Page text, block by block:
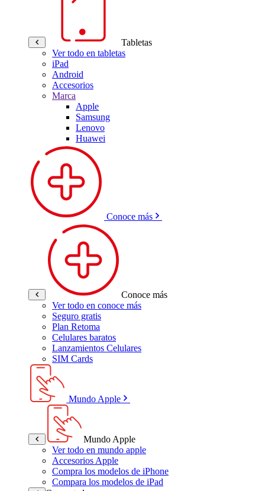
Tabletas
Ver todo en tabletas
iPad
Android
Accesorios
Marca
Apple
Samsung
Lenovo
Huawei
Conoce más
Conoce más
Ver todo en conoce más
Seguro gratis
Plan Retoma
Celulares baratos
Lanzamientos Celulares
SIM Cards
Mundo Apple
Mundo Apple
Ver todo en mundo apple
Accesorios Apple
Compra los modelos de iPhone
Compara los modelos de iPad